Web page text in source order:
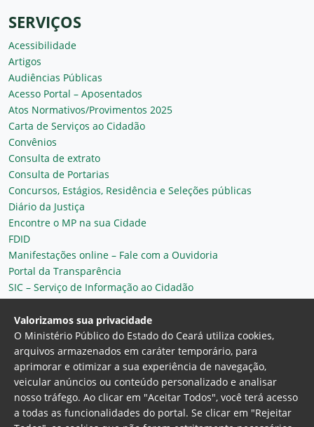
SERVIÇOS
Acessibilidade
Artigos
Audiências Públicas
Acesso Portal – Aposentados
Atos Normativos/Provimentos 2025
Carta de Serviços ao Cidadão
Convênios
Consulta de extrato
Consulta de Portarias
Concursos, Estágios, Residência e Seleções públicas
Diário da Justiça
Encontre o MP na sua Cidade
FDID
Manifestações online – Fale com a Ouvidoria
Portal da Transparência
SIC – Serviço de Informação ao Cidadão
Plantão MP do Ceará
Secretaria Geral
Valorizamos sua privacidade
O Ministério Público do Estado do Ceará utiliza cookies,
arquivos armazenados em caráter temporário, para
aprimorar e otimizar a sua experiência de navegação,
veicular anúncios ou conteúdo personalizado e analisar
nosso tráfego. Ao clicar em "Aceitar Todos", você terá acesso
a todas as funcionalidades do portal. Se clicar em "Rejeitar